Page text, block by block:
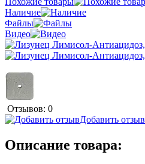
Наличие
Файлы
Видео
Отзывов: 0
Добавить отзыв
Описание товара: